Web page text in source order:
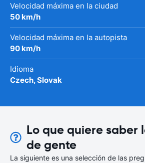
Velocidad máxima en la ciudad
50 km/h
Velocidad máxima en la autopista
90 km/h
Idioma
Czech, Slovak
Lo que quiere saber
de gente
La siguiente es una selección de las